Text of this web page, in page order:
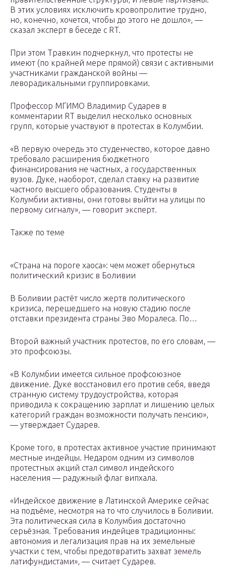
В этих условиях исключить кровопролитие трудно,
но, конечно, хочется, чтобы до этого не дошло», —
сказал эксперт в беседе с RT.
При этом Травкин подчеркнул, что протесты не
имеют (по крайней мере прямой) связи с активными
участниками гражданской войны —
леворадикальными группировками.
Профессор МГИМО Владимир Сударев в
комментарии RT выделил несколько основных
групп, которые участвуют в протестах в Колумбии.
«В первую очередь это студенчество, которое давно
требовало расширения бюджетного
финансирования не частных, а государственных
вузов. Дуке, наоборот, сделал ставку на развитие
частного высшего образования. Студенты в
Колумбии активны, они готовы выйти на улицы по
первому сигналу», — говорит эксперт.
Также по теме
«Страна на пороге хаоса»: чем может обернуться
политический кризис в Боливии
В Боливии растёт число жертв политического
кризиса, перешедшего на новую стадию после
отставки президента страны Эво Моралеса. По…
Второй важный участник протестов, по его словам, —
это профсоюзы.
«В Колумбии имеется сильное профсоюзное
движение. Дуке восстановил его против себя, введя
странную систему трудоустройства, которая
приводила к сокращению зарплат и лишению целых
категорий граждан возможности получать пенсию»,
— утверждает Сударев.
Кроме того, в протестах активное участие принимают
местные индейцы. Недаром одним из символов
протестных акций стал символ индейского
населения — радужный флаг випхала.
«Индейское движение в Латинской Америке сейчас
на подъёме, несмотря на то что случилось в Боливии.
Эта политическая сила в Колумбия достаточно
серьёзная. Требования индейцев традиционны:
автономия и легализация прав на их земельные
участки с тем, чтобы предотвратить захват земель
латифундистами», — считает Сударев.